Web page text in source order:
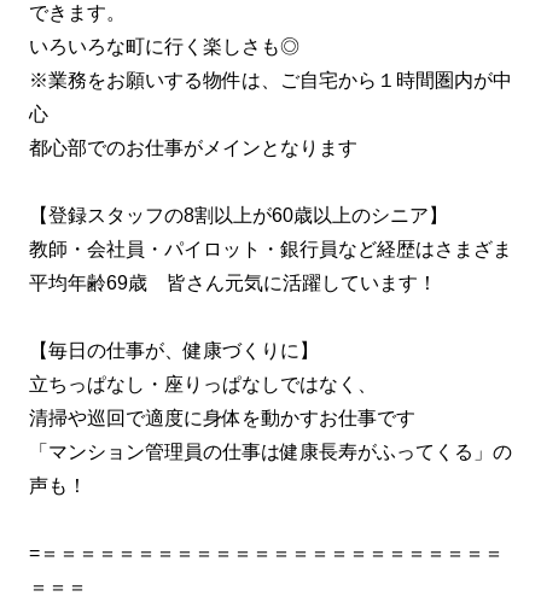
できます。
いろいろな町に行く楽しさも◎
※業務をお願いする物件は、ご自宅から１時間圏内が中
心
都心部でのお仕事がメインとなります
【登録スタッフの8割以上が60歳以上のシニア】
教師・会社員・パイロット・銀行員など経歴はさまざま
平均年齢69歳 皆さん元気に活躍しています！
【毎日の仕事が、健康づくりに】
立ちっぱなし・座りっぱなしではなく、
清掃や巡回で適度に身体を動かすお仕事です
「マンション管理員の仕事は健康長寿がふってくる」の
声も！
=＝＝＝＝＝＝＝＝＝＝＝＝＝＝＝＝＝＝＝＝＝＝＝＝
＝＝＝